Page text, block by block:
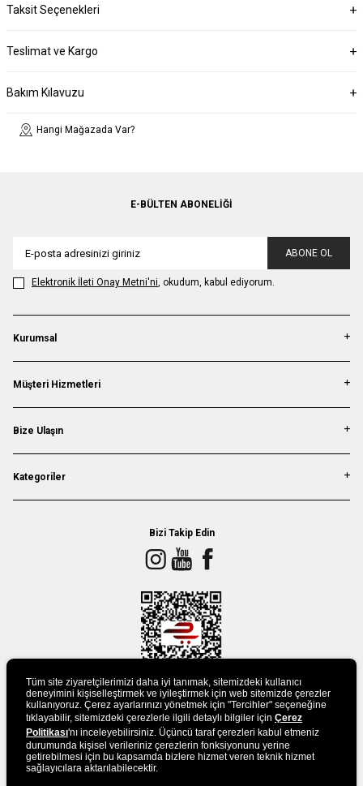
Taksit Seçenekleri
Teslimat ve Kargo
Bakım Kılavuzu
Hangi Mağazada Var?
E-BÜLTEN ABONELIĞI
ABONE OL
Elektronik İleti Onay Metni'ni, okudum, kabul ediyorum.
Kurumsal
Müşteri Hizmetleri
Bize Ulaşın
Kategoriler
Bizi Takip Edin
UYGULAMAMIZI İNDİRİN
Tüm site ziyaretçilerimizi daha iyi tanımak, sitemizdeki kullanıcı
deneyimini kişiselleştirmek ve iyileştirmek için web sitemizde çerezler
kullanıyoruz. Çerez ayarlarınızı yönetmek için "Tercihler" seçeneğine
tıklayabilir, sitemizdeki çerezlerle ilgili detaylı bilgiler için Çerez
Politikası'nı inceleyebilirsiniz. Üçüncü taraf çerezleri kabul etmeniz
durumunda kişisel verileriniz çerezlerin fonksiyonunu yerine
getirebilmesi için bu kapsamda bizlere hizmet veren teknik hizmet
sağlayıcılara aktarılabilecektir.